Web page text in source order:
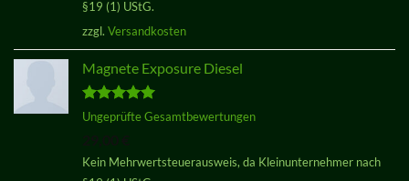
§19 (1) UStG.
zzgl. Versandkosten
Magnete Exposure Diesel
Bewertet
Ungeprüfte Gesamtbewertungen
Kein Mehrwertsteuerausweis, da Kleinunternehmer nach